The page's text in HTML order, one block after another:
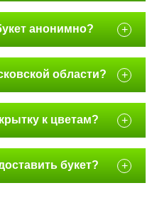
анонимно? +
области? +
к цветам? +
букет? +